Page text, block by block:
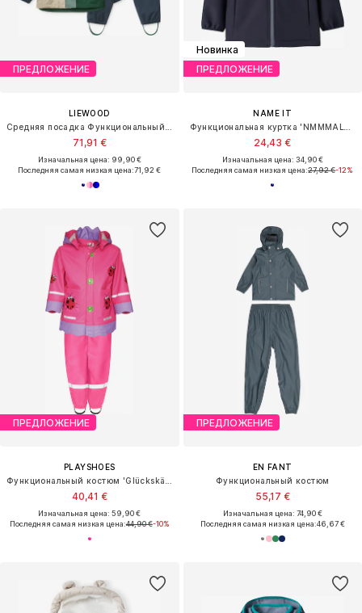
ПРЕДЛОЖЕНИЕ
LIEWOOD
71,91 €
Изначальная цена: 99,90 €
Последняя самая низкая цена:71,92 €
Новинка
ПРЕДЛОЖЕНИЕ
NAME IT
24,43 €
Изначальная цена: 34,90 €
Последняя самая низкая цена:27,92 €-12%
ПРЕДЛОЖЕНИЕ
PLAYSHOES
40,41 €
Изначальная цена: 59,90 €
Последняя самая низкая цена:44,90 €-10%
ПРЕДЛОЖЕНИЕ
EN FANT
Функциональный костюм
55,17 €
Изначальная цена: 74,90 €
Последняя самая низкая цена:46,67 €